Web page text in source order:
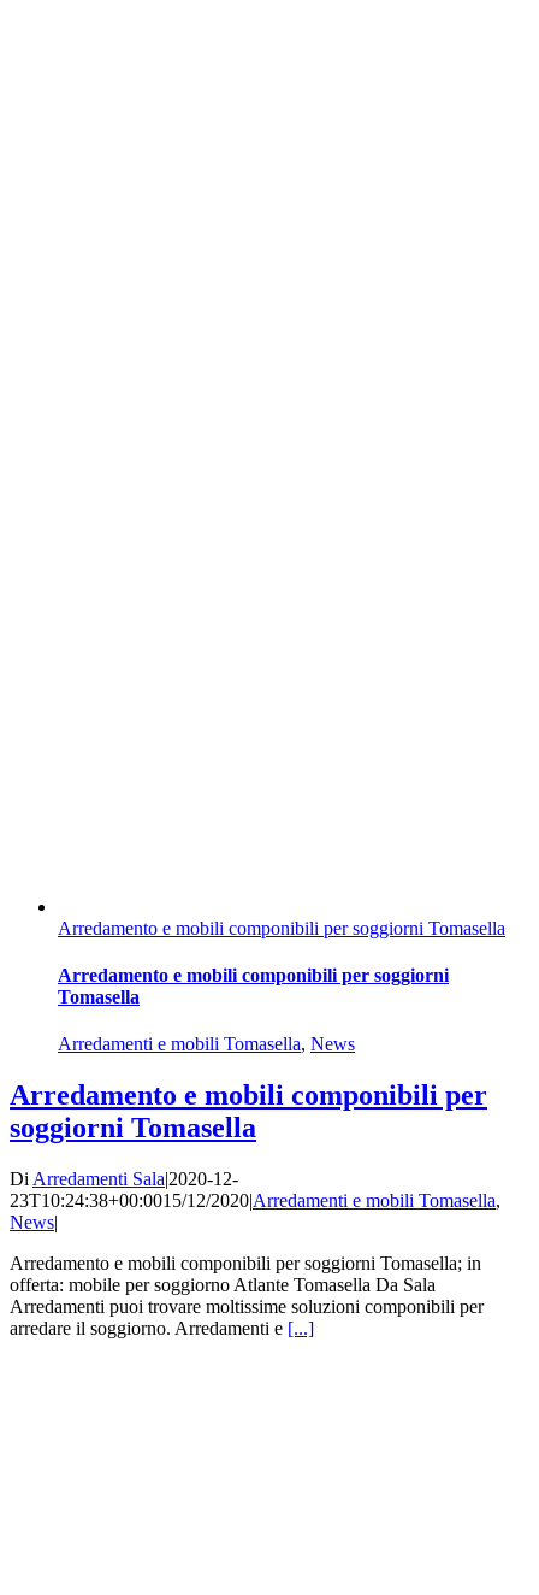
Arredamento e mobili componibili per soggiorni Tomasella
Arredamento e mobili componibili per soggiorni
Tomasella
Arredamenti e mobili Tomasella, News
Arredamento e mobili componibili per
soggiorni Tomasella
Di Arredamenti Sala|2020-12-
23T10:24:38+00:0015/12/2020|Arredamenti e mobili Tomasella,
News|
Arredamento e mobili componibili per soggiorni Tomasella; in
offerta: mobile per soggiorno Atlante Tomasella Da Sala
Arredamenti puoi trovare moltissime soluzioni componibili per
arredare il soggiorno. Arredamenti e [...]